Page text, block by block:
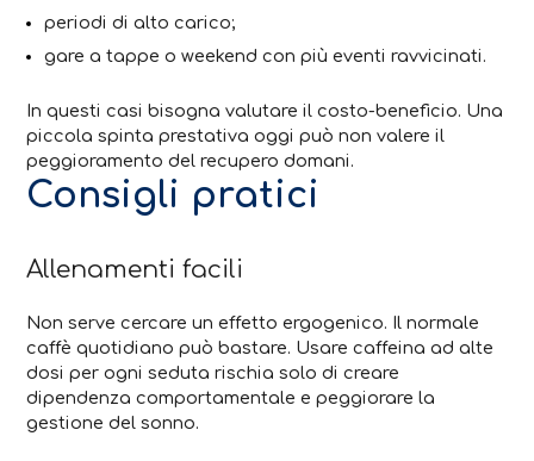
periodi di alto carico;
gare a tappe o weekend con più eventi ravvicinati.
In questi casi bisogna valutare il costo-beneficio. Una
piccola spinta prestativa oggi può non valere il
peggioramento del recupero domani.
Consigli pratici
Allenamenti facili
Non serve cercare un effetto ergogenico. Il normale
caffè quotidiano può bastare. Usare caffeina ad alte
dosi per ogni seduta rischia solo di creare
dipendenza comportamentale e peggiorare la
gestione del sonno.